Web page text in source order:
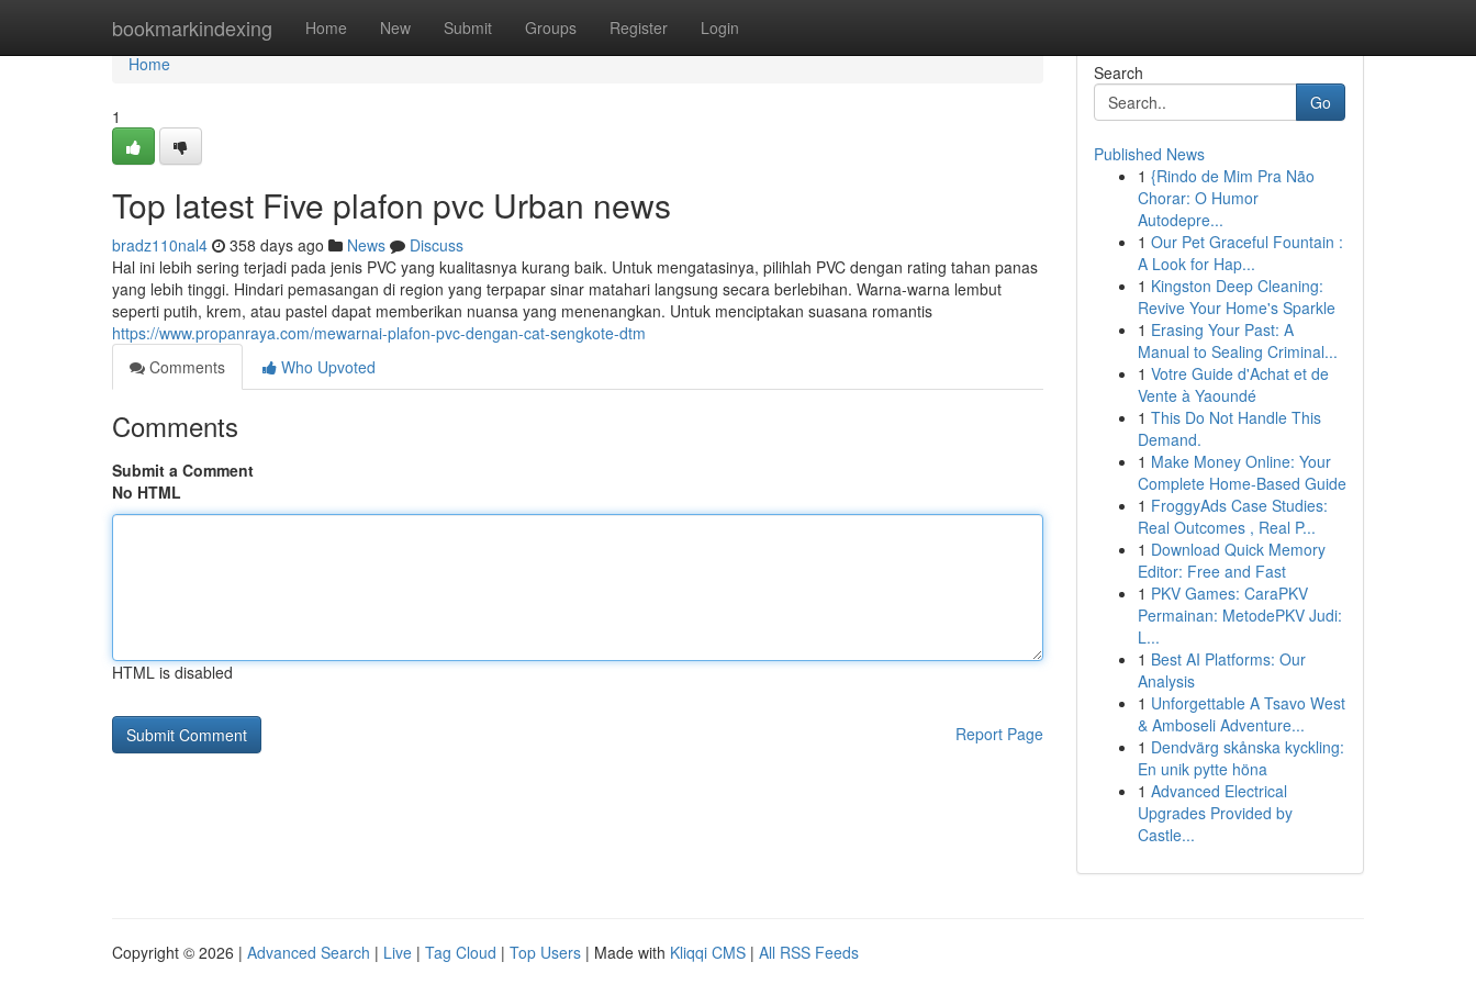
bookmarkindexing Home New Submit Groups Register Login
Home
Home
1
Top latest Five plafon pvc Urban news
bradz110nal4 358 days ago News
Discuss
Hal ini lebih sering terjadi pada jenis PVC yang kualitasnya kurang baik. Untuk mengatasinya, pilihlah PVC dengan rating tahan panas
yang lebih tinggi. Hindari pemasangan di region yang terpapar sinar matahari langsung secara berlebihan. Warna-warna lembut
seperti putih, krem, atau pastel dapat memberikan nuansa yang menenangkan. Untuk menciptakan suasana romantis
https://www.propanraya.com/mewarnai-plafon-pvc-dengan-cat-sengkote-dtm
Comments
Who Upvoted
Comments
Submit a Comment
No HTML
HTML is disabled
Report Page
Search
Go
Published News
1 {Rindo de Mim Pra Não
Chorar: O Humor
Autodepre...
1 Our Pet Graceful Fountain :
A Look for Hap...
1 Kingston Deep Cleaning:
Revive Your Home's Sparkle
1 Erasing Your Past: A
Manual to Sealing Criminal...
1 Votre Guide d'Achat et de
Vente à Yaoundé
1 This Do Not Handle This
Demand.
1 Make Money Online: Your
Complete Home-Based Guide
1 FroggyAds Case Studies:
Real Outcomes , Real P...
1 Download Quick Memory
Editor: Free and Fast
1 PKV Games: CaraPKV
Permainan: MetodePKV Judi:
L...
1 Best AI Platforms: Our
Analysis
1 Unforgettable A Tsavo West
& Amboseli Adventure...
1 Dendvärg skånska kyckling:
En unik pytte höna
1 Advanced Electrical
Upgrades Provided by
Castle...
Copyright © 2026 | Advanced Search | Live | Tag Cloud | Top Users | Made with Kliqqi CMS | All RSS Feeds